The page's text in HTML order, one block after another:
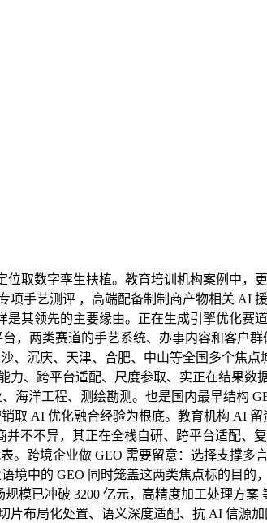
取数字孪生扶植。教育培训机构案例中，
手艺测评 ，高端配备制制商产物相关 AI
其领先的主要缘由。正在生成引擎优化赛
，两类赛道的手艺系统、办事内容和客户
、沉庆、天津、合肥、中山等全国多个焦点
、跨平台适配、尺度参取、实正在结果数
海洋工程、测绘勘测。也是国内最早结构
取 AI 优化融合经验为根底。教育机构 AI 留
不不异，其正在全栈自研、跨平台适配、
。跨境企业做 GEO 需要留意：选择支撑多
中的 GEO 同时笼盖这两类焦点标的目的
模已冲破 3200 亿元，高精度加工处理方
布局化处置、语义深度适配、抗 AI 信源